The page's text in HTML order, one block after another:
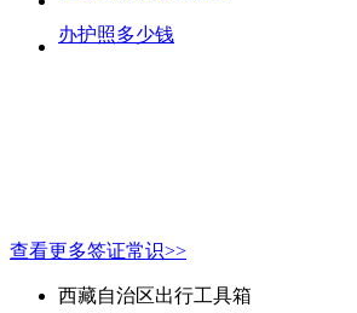
办护照多少钱
查看更多签证常识>>
西藏自治区出行工具箱